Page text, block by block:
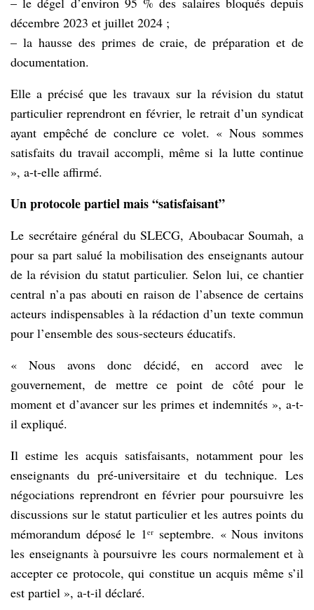
décembre 2023 et juillet 2024 ;
– la hausse des primes de craie, de préparation et de
documentation.
Elle a précisé que les travaux sur la révision du statut
particulier reprendront en février, le retrait d’un syndicat
ayant empêché de conclure ce volet. « Nous sommes
satisfaits du travail accompli, même si la lutte continue
», a-t-elle affirmé.
Un protocole partiel mais “satisfaisant”
Le secrétaire général du SLECG, Aboubacar Soumah, a
pour sa part salué la mobilisation des enseignants autour
de la révision du statut particulier. Selon lui, ce chantier
central n’a pas abouti en raison de l’absence de certains
acteurs indispensables à la rédaction d’un texte commun
pour l’ensemble des sous-secteurs éducatifs.
« Nous avons donc décidé, en accord avec le
gouvernement, de mettre ce point de côté pour le
moment et d’avancer sur les primes et indemnités », a-t-
il expliqué.
Il estime les acquis satisfaisants, notamment pour les
enseignants du pré-universitaire et du technique. Les
négociations reprendront en février pour poursuivre les
discussions sur le statut particulier et les autres points du
mémorandum déposé le 1ᵉʳ septembre. « Nous invitons
les enseignants à poursuivre les cours normalement et à
accepter ce protocole, qui constitue un acquis même s’il
est partiel », a-t-il déclaré.